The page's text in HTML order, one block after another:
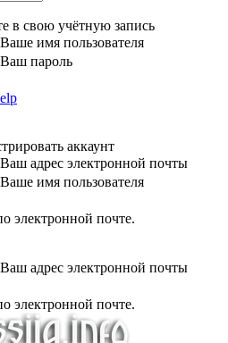
в свою учётную запись
Ваше имя пользователя
Ваш пароль
аккаунт
Ваш адрес электронной почты
Ваше имя пользователя
электронной почте.
Ваш адрес электронной почты
электронной почте.